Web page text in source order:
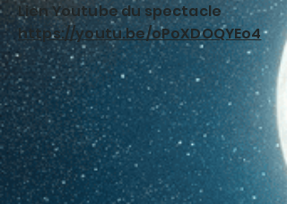
Lien Youtube du spectacle
https://youtu.be/oPoXDOQYEo4